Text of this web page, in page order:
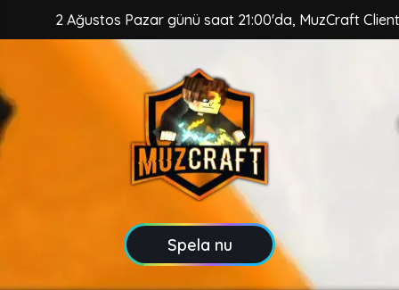
2 Ağustos Pazar günü saat 21:00'da, MuzCraft Client
Spela nu